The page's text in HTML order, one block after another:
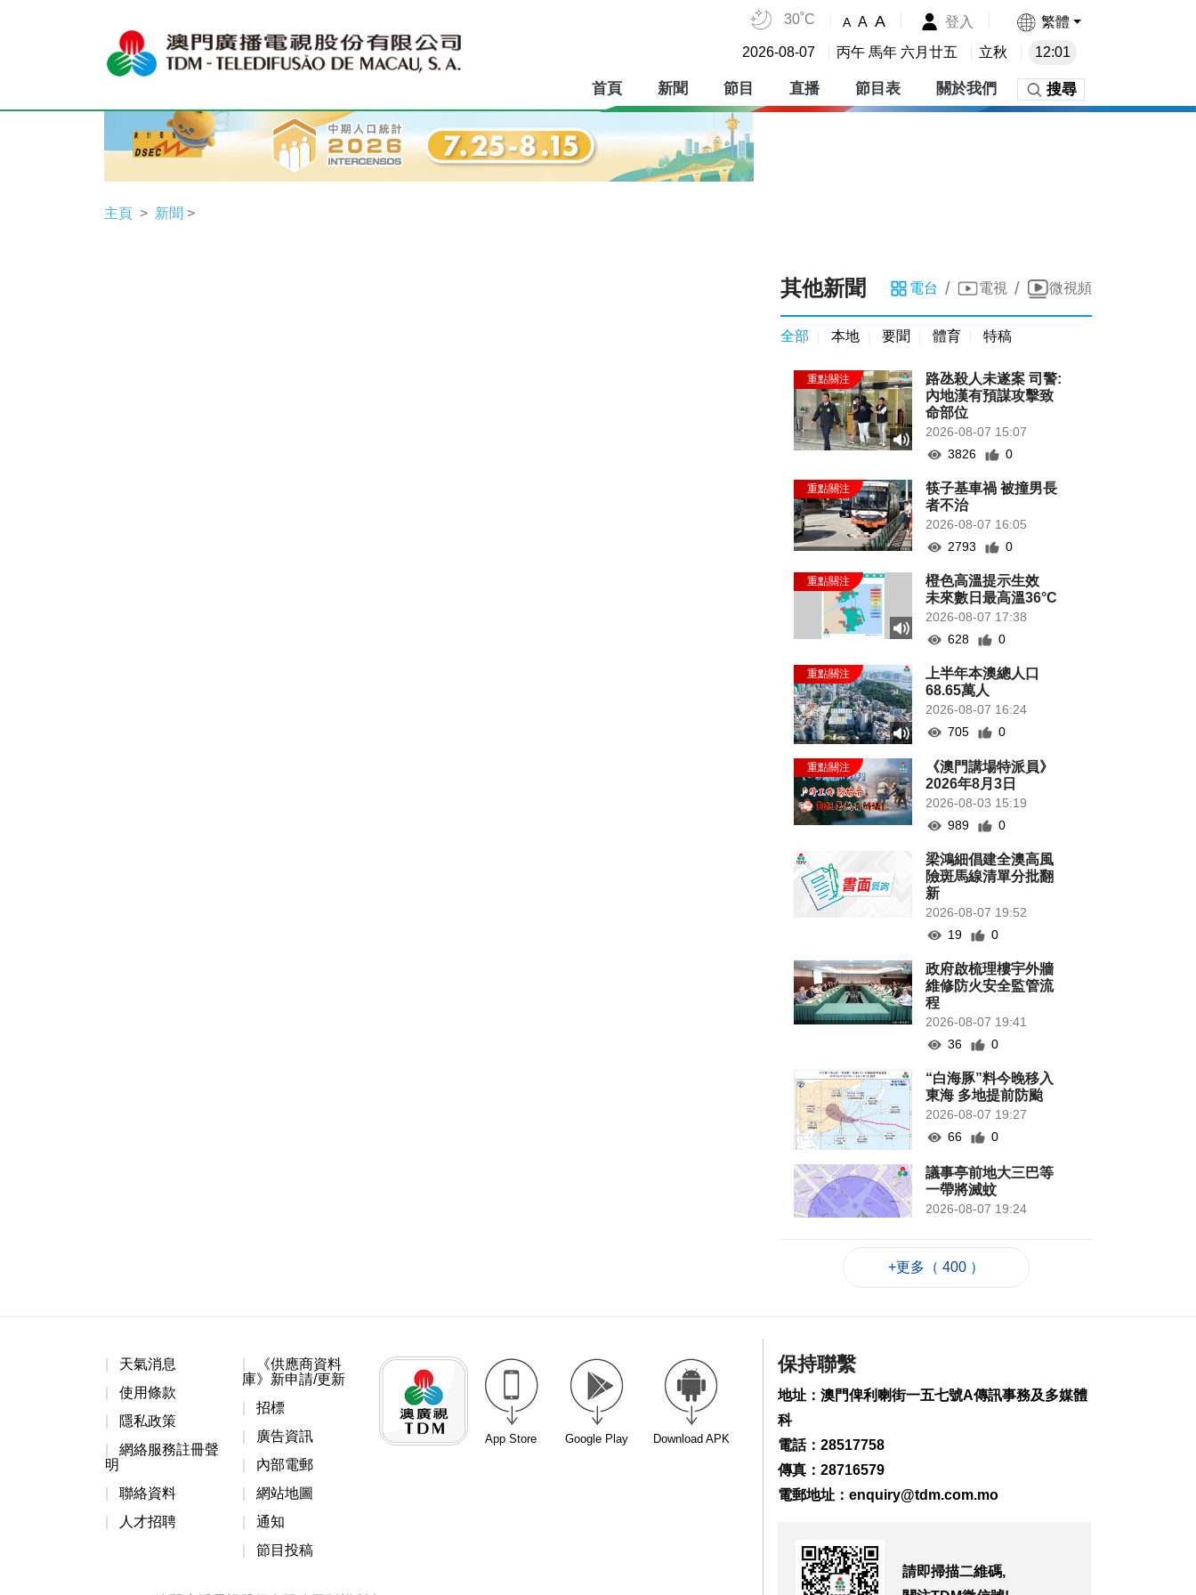
30˚C A A A 登入 繁體
2026-08-07 丙午 馬年 六月廿五 立秋 12:01
首頁 新聞 節目 直播 節目表 關於我們 搜尋
主頁 新聞 >
其他新聞 電台 / 電視 / 微視頻
全部 本地 要聞 體育 特稿
路氹殺人未遂案 司警:
內地漢有預謀攻擊致
命部位
2026-08-07 15:07
3826
0
筷子基車禍 被撞男長
者不治
2026-08-07 16:05
2793
0
橙色高溫提示生效
未來數日最高溫36°C
2026-08-07 17:38
628
0
上半年本澳總人口
68.65萬人
2026-08-07 16:24
705
0
《澳門講場特派員》
2026年8月3日
2026-08-03 15:19
989
0
梁鴻細倡建全澳高風
險斑馬線清單分批翻
新
2026-08-07 19:52
19
0
政府啟梳理樓宇外牆
維修防火安全監管流
程
2026-08-07 19:41
36
0
“白海豚”料今晚移入
東海 多地提前防颱
2026-08-07 19:27
66
0
議事亭前地大三巴等
一帶將滅蚊
2026-08-07 19:24
7旬翁流感重症須深切
2026-08-07 19:07
2026-08-07 18:45
暑中心延長夜間開放
+更多（ 400 ）
天氣消息
使用條款
隱私政策
網絡服務註冊聲
明
聯絡資料
人才招聘
《供應商資料
庫》新申請/更新
招標
廣告資訊
內部電郵
網站地圖
通知
節目投稿
App Store Google Play Download APK
保持聯繫
地址：澳門俾利喇街一五七號A傳訊事務及多媒體
科
電話：28517758
傳真：28716579
電郵地址： enquiry@tdm.com.mo
請即掃描二維碼,